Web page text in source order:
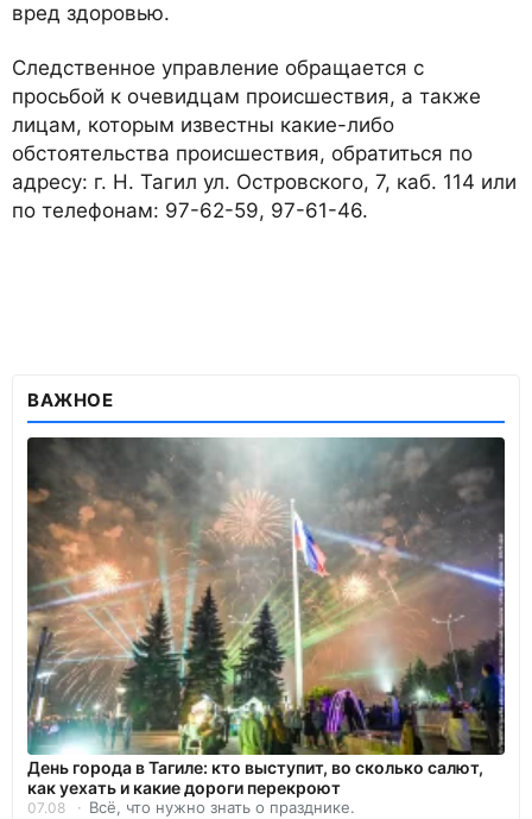
вред здоровью.
Следственное управление обращается с
просьбой к очевидцам происшествия, а также
лицам, которым известны какие-либо
обстоятельства происшествия, обратиться по
адресу: г. Н. Тагил ул. Островского, 7, каб. 114 или
по телефонам: 97-62-59, 97-61-46.
ВАЖНОЕ
День города в Тагиле: кто выступит, во сколько салют,
как уехать и какие дороги перекроют
07.08 Всё, что нужно знать о празднике.